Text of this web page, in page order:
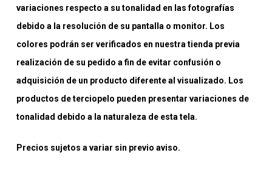
variaciones respecto a su tonalidad en las fotografías
debido a la resolución de su pantalla o monitor. Los
colores podrán ser verificados en nuestra tienda previa
realización de su pedido a fin de evitar confusión o
adquisición de un producto diferente al visualizado. Los
productos de terciopelo pueden presentar variaciones de
tonalidad debido a la naturaleza de esta tela.
Precios sujetos a variar sin previo aviso.